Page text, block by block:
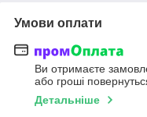
Умови оплати
Ви отримаєте
або гроші
Детальніше